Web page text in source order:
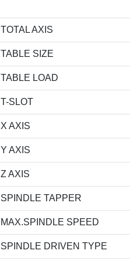
TOTAL AXIS
TABLE SIZE
TABLE LOAD
T-SLOT
X AXIS
Y AXIS
Z AXIS
SPINDLE TAPPER
MAX.SPINDLE SPEED
SPINDLE DRIVEN TYPE